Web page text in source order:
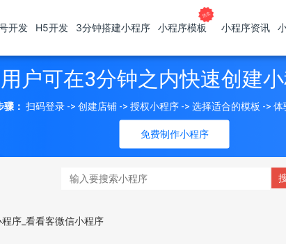
开发 H5开发 3分钟搭建小程序 小程序模板 小程序资讯
户可在3分钟之内快速创建
免费制作小程序
骤： 扫码登录 -> 创建店铺 -> 授权小程序 -> 选择适合的模板 ->
序_看看客微信小程序